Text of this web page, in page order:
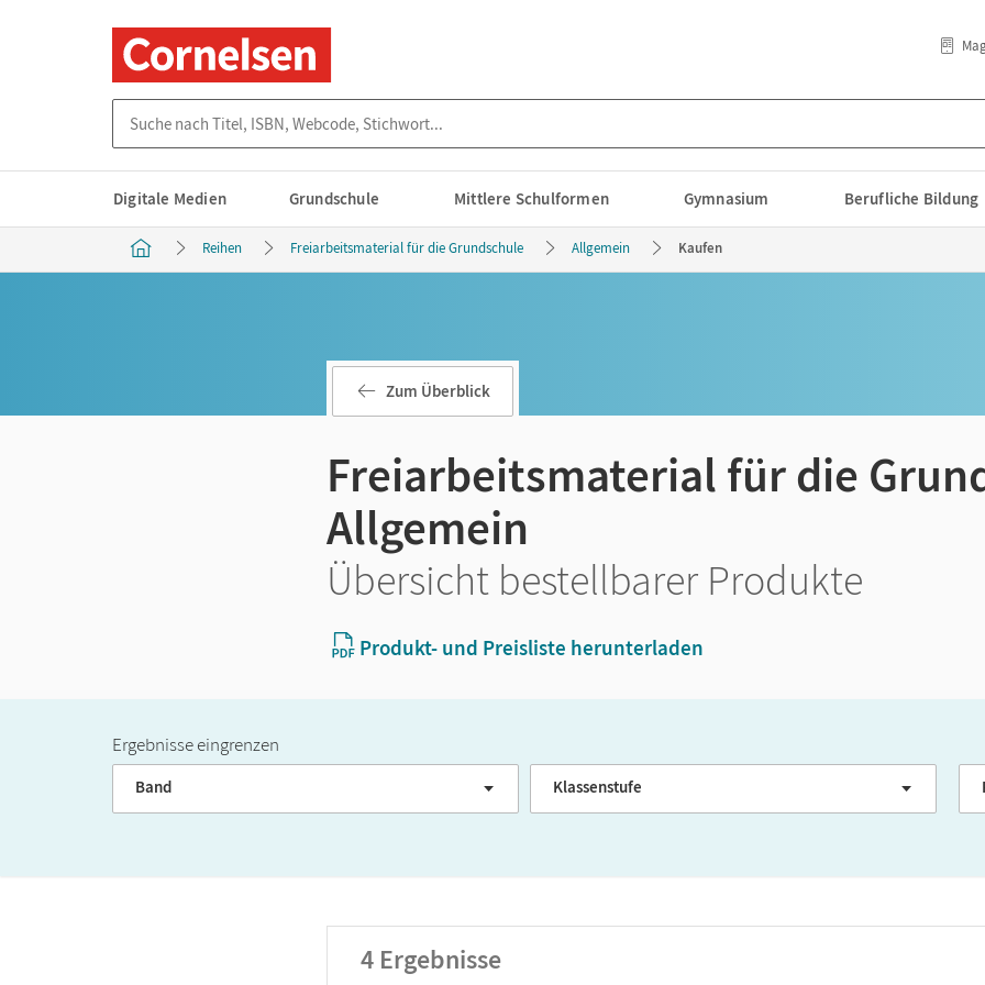
Digitale Medien Grundschule Mittlere Schulformen Gymnasium Berufliche Bildung
Reihen Freiarbeitsmaterial für die Grundschule Allgemein Kaufen
Zum Überblick
Freiarbeitsmaterial für die
Allgemein
Übersicht bestellbarer Produkte
Produkt- und Preisliste herunterladen
Ergebnisse eingrenzen
Band Klassenstufe
4 Ergebnisse